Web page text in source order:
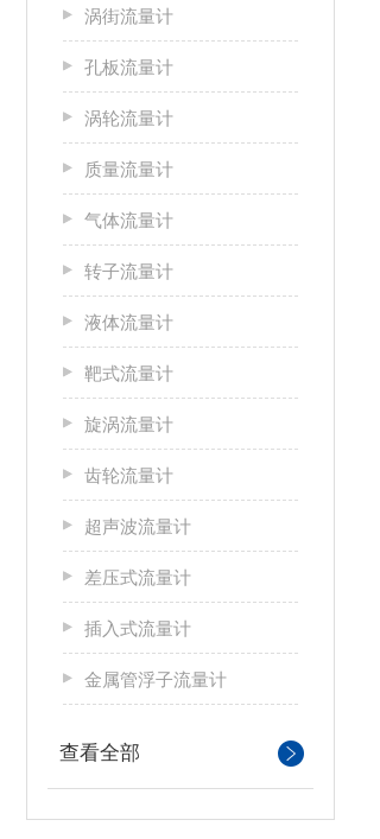
涡街流量计
孔板流量计
涡轮流量计
质量流量计
气体流量计
转子流量计
液体流量计
靶式流量计
旋涡流量计
齿轮流量计
超声波流量计
差压式流量计
插入式流量计
金属管浮子流量计
查看全部